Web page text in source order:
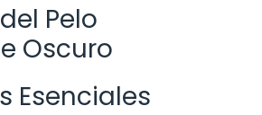
Pelo
Oscuro
Esenciales